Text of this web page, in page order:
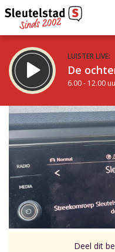
LUISTER LIVE:
De
6.00 - 12.00
STRAKS:
De middag van
12.00 - 17.00 uur
Vorig uur
Deel dit